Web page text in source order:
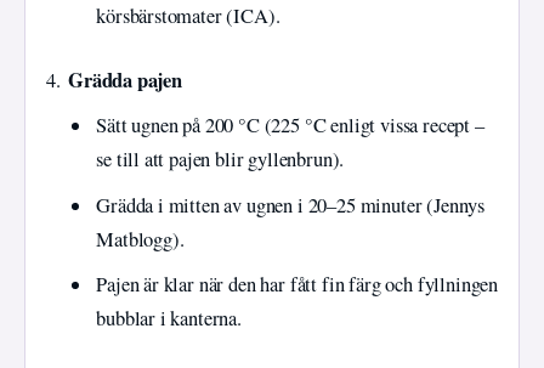
körsbärstomater (ICA).
Grädda pajen
Sätt ugnen på 200 °C (225 °C enligt vissa recept –
se till att pajen blir gyllenbrun).
Grädda i mitten av ugnen i 20–25 minuter (Jennys
Matblogg).
Pajen är klar när den har fått fin färg och fyllningen
bubblar i kanterna.